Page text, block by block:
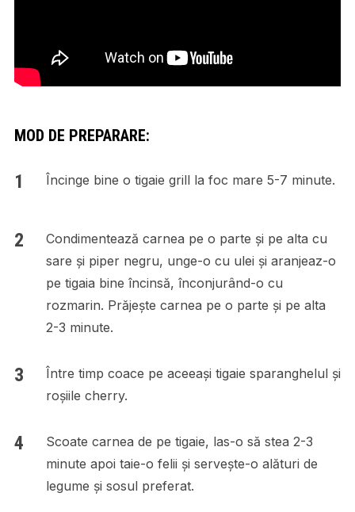
MOD DE PREPARARE:
Încinge bine o tigaie grill la foc mare 5-7 minute.
Condimentează carnea pe o parte și pe alta cu
sare și piper negru, unge-o cu ulei și aranjeaz-o
pe tigaia bine încinsă, înconjurând-o cu
rozmarin. Prăjește carnea pe o parte și pe alta
2-3 minute.
Între timp coace pe aceeași tigaie sparanghelul și
roșiile cherry.
Scoate carnea de pe tigaie, las-o să stea 2-3
minute apoi taie-o felii și servește-o alături de
legume și sosul preferat.